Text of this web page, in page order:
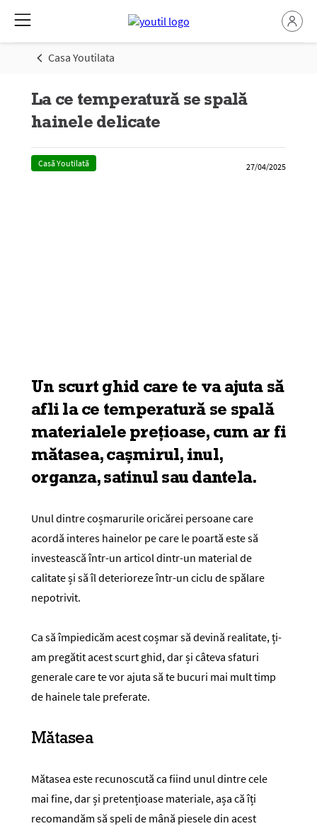
Casa Youtilata
La ce temperatură se spală
hainele delicate
Casă Youtilată 27/04/2025
Un scurt ghid care te va ajuta să
afli la ce temperatură se spală
materialele prețioase, cum ar fi
mătasea, cașmirul, inul,
organza, satinul sau dantela.
Unul dintre coșmarurile oricărei persoane care
acordă interes hainelor pe care le poartă este să
investească într-un articol dintr-un material de
calitate și să îl deterioreze într-un ciclu de spălare
nepotrivit.
Ca să împiedicăm acest coșmar să devină realitate, ți-
am pregătit acest scurt ghid, dar și câteva sfaturi
generale care te vor ajuta să te bucuri mai mult timp
de hainele tale preferate.
Mătasea
Mătasea este recunoscută ca fiind unul dintre cele
mai fine, dar și pretențioase materiale, așa că îți
recomandăm să speli de mână piesele din acest